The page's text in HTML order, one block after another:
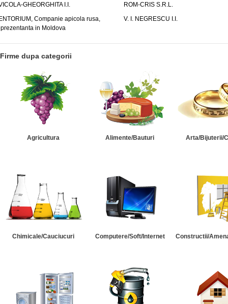
GHEORGHITA I.I.
ROM-CRIS S.R.L.
Companie apicola rusa,
in Moldova
V. I. NEGRESCU I.I.
Firme dupa categorii
Agricultura Alimente/Bauturi Arta/Bijuterii/
Chimicale/Cauciucuri Computere/Soft/Internet Constructii/